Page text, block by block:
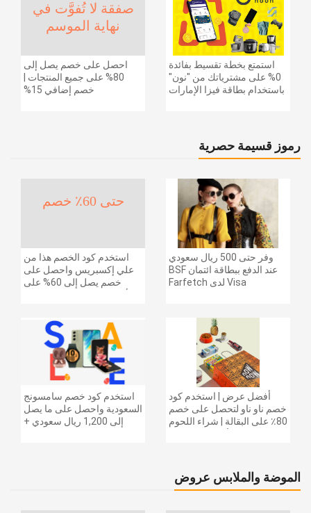
صفقة لا تُفوَّت في
نهاية الموسم
احصل على خصم يصل إلى
80% على جميع المنتجات |
خصم إضافي 15%
استمتع بخطة تقسيط بفائدة
0% على مشترياتك من "نون"
باستخدام بطاقة فيزا الإمارات
رموز قسيمة حصرية
حتى 60٪ خصم
استخدم كود الخصم هذا من
علي إكسبريس واحصل على
خصم يصل إلى 60% على
بقيمة 155 دولارًا أمريكيًا على
الطلبات التي تزيد قيمتها عن
1425 ريالًا سعوديًا | شحن مج
وفر حتى 500 ريال سعودي
عند الدفع ببطاقة ائتمان BSF
Visa لدى Farfetch
استخدم كود خصم سامسونج
السعودية واحصل على ما يصل
إلى 1,200 ريال سعودي +
أفضل عرض | استخدم كود
خصم ناو ناو لتحصل على خصم
80٪ على البقالة | شراء اللحوم
الموضة والملابس عروض